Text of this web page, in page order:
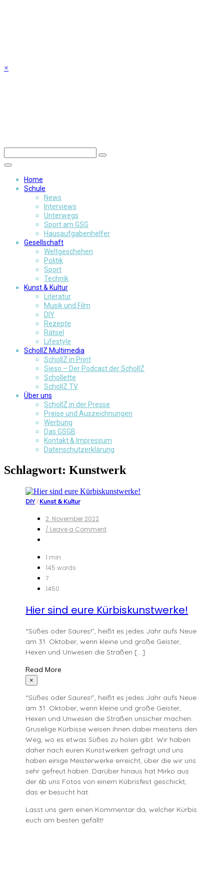
×
Home
Schule
News
Interviews
Unterwegs
Sport am GSG
Hausaufgabenhelfer
Gesellschaft
Weltgeschehen
Politik
Sport
Technik
Kunst & Kultur
Literatur
Musik und Film
DIY
Rezepte
Rätsel
Lifestyle
SchollZ Multimedia
SchollZ in Print
Sieso – Der Podcast der SchollZ
Schollette
SchollZ TV
Über uns
SchollZ in der Presse
Preise und Auszeichnungen
Werbung
Das GSGB
Kontakt & Impressum
Datenschutzerklärung
Schlagwort: Kunstwerk
DIY/ Kunst & Kultur
2. November 2022
/ Leave a Commenton
1 min
145 words
7
1450
Hier sind eure Kürbiskunstwerke!
“Süßes oder Saures!”, heißt es jedes Jahr aufs Neue
am 31. Oktober, wenn kleine und große Geister,
Hexen und Unwesen die Straßen […]
Read More
×
“Süßes oder Saures!”, heißt es jedes Jahr aufs Neue
am 31. Oktober, wenn kleine und große Geister,
Hexen und Unwesen die Straßen unsicher machen.
Gruselige Kürbisse weisen ihnen dabei meistens den
Weg, wo es etwas Süßes zu holen gibt. Wir haben
daher nach euren Kunstwerken gefragt und uns
haben einige Meisterwerke erreicht, über die wir uns
sehr gefreut haben. Darüber hinaus hat Mirko aus
der 6b uns Fotos von einem Kübrisfest geschickt,
das er besucht hat.
Lasst uns gern einen Kommentar da, welcher Kürbis
euch am besten gefällt!